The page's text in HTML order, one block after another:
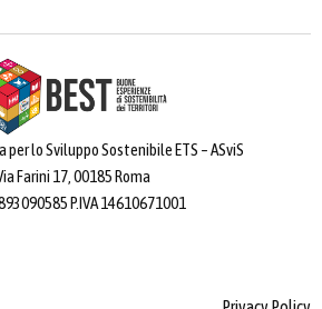
lo Sviluppo Sostenibile ETS – ASviS
Farini 17, 00185 Roma
P.IVA 14610671001